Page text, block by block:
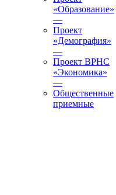
«Образование»
—
Проект
«Демография»
—
Проект ВРНС
«Экономика»
—
Общественные
приемные